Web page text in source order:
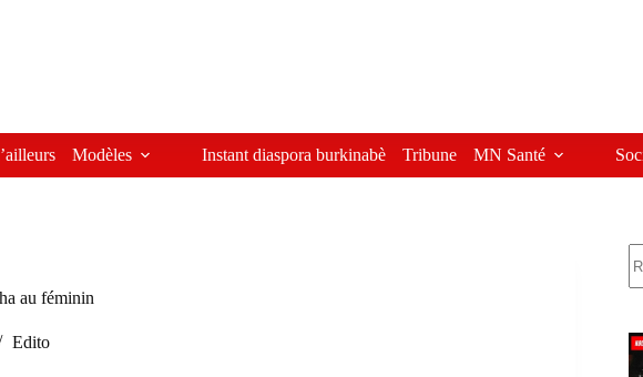
Modèles Instant diaspora burkinabè Tribune MN Santé
au féminin
Edito